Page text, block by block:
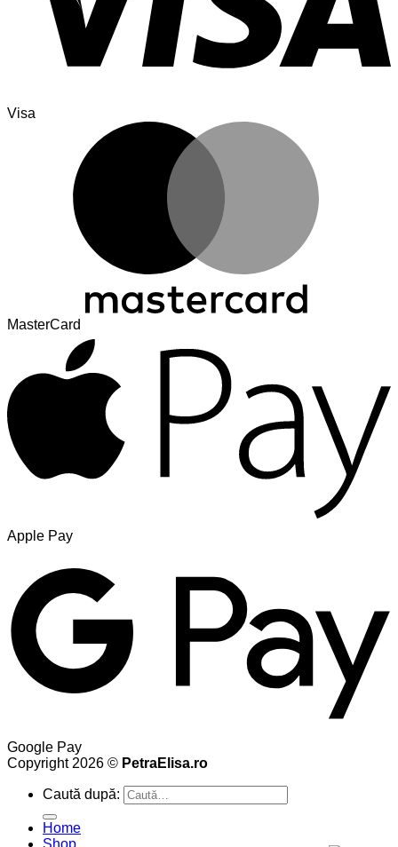
Visa
MasterCard
Apple Pay
Google Pay
Copyright 2026 © PetraElisa.ro
Caută după:
Home
Shop